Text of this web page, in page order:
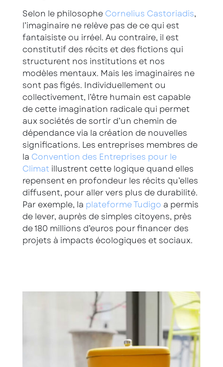
Selon le philosophe Cornelius Castoriadis,
l’imaginaire ne relève pas de ce qui est
fantaisiste ou irréel. Au contraire, il est
constitutif des récits et des fictions qui
structurent nos institutions et nos
modèles mentaux. Mais les imaginaires ne
sont pas figés. Individuellement ou
collectivement, l’être humain est capable
de cette imagination radicale qui permet
aux sociétés de sortir d’un chemin de
dépendance via la création de nouvelles
significations. Les entreprises membres de
la Convention des Entreprises pour le
Climatillustrent cette logique quand elles
repensent en profondeur les récits qu’elles
diffusent, pour aller vers plus de durabilité.
Par exemple, la plateformeTudigo a permis
de lever, auprès de simples citoyens, près
de 180 millions d’euros pour financer des
projets à impacts écologiques et sociaux.